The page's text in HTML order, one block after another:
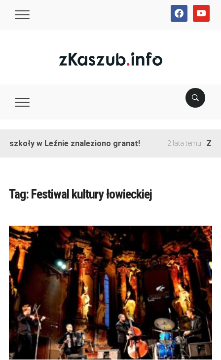
facebookyoutube
szkoły w Leźnie znaleziono granat! 2 lata temu
Tag: Festiwal kultury łowieckiej